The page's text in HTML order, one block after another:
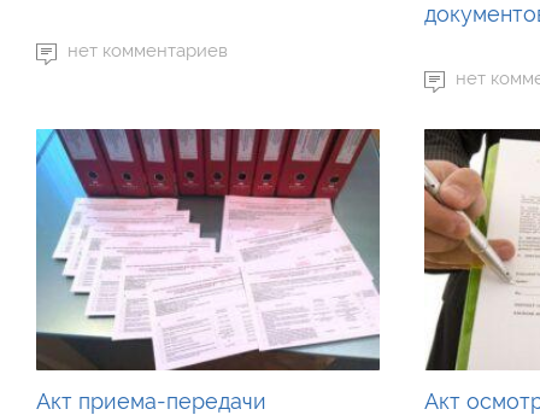
нет комментариев
нет
Акт приема-передачи
Акт